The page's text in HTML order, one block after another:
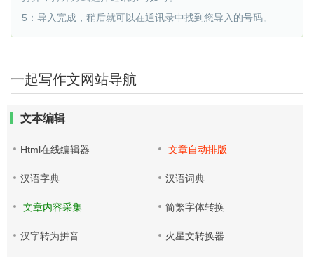
5：导入完成，稍后就可以在通讯录中找到您导入的号码。
一起写作文网站导航
文本编辑
Html在线编辑器 文章自动排版
汉语字典 汉语词典
文章内容采集 简繁字体转换
汉字转为拼音 火星文转换器